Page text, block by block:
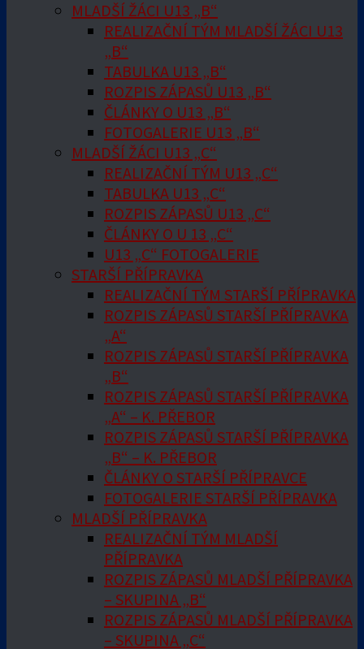
MLADŠÍ ŽÁCI U13 „B“
REALIZAČNÍ TÝM MLADŠÍ ŽÁCI U13
„B“
TABULKA U13 „B“
ROZPIS ZÁPASŮ U13 „B“
ČLÁNKY O U13 „B“
FOTOGALERIE U13 „B“
MLADŠÍ ŽÁCI U13 „C“
REALIZAČNÍ TÝM U13 „C“
TABULKA U13 „C“
ROZPIS ZÁPASŮ U13 „C“
ČLÁNKY O U 13 „C“
U13 „C“ FOTOGALERIE
STARŠÍ PŘÍPRAVKA
REALIZAČNÍ TÝM STARŠÍ PŘÍPRAVKA
ROZPIS ZÁPASŮ STARŠÍ PŘÍPRAVKA
„A“
ROZPIS ZÁPASŮ STARŠÍ PŘÍPRAVKA
„B“
ROZPIS ZÁPASŮ STARŠÍ PŘÍPRAVKA
„A“ – K. PŘEBOR
ROZPIS ZÁPASŮ STARŠÍ PŘÍPRAVKA
„B“ – K. PŘEBOR
ČLÁNKY O STARŠÍ PŘÍPRAVCE
FOTOGALERIE STARŠÍ PŘÍPRAVKA
MLADŠÍ PŘÍPRAVKA
REALIZAČNÍ TÝM MLADŠÍ
PŘÍPRAVKA
ROZPIS ZÁPASŮ MLADŠÍ PŘÍPRAVKA
– SKUPINA „B“
ROZPIS ZÁPASŮ MLADŠÍ PŘÍPRAVKA
– SKUPINA „C“